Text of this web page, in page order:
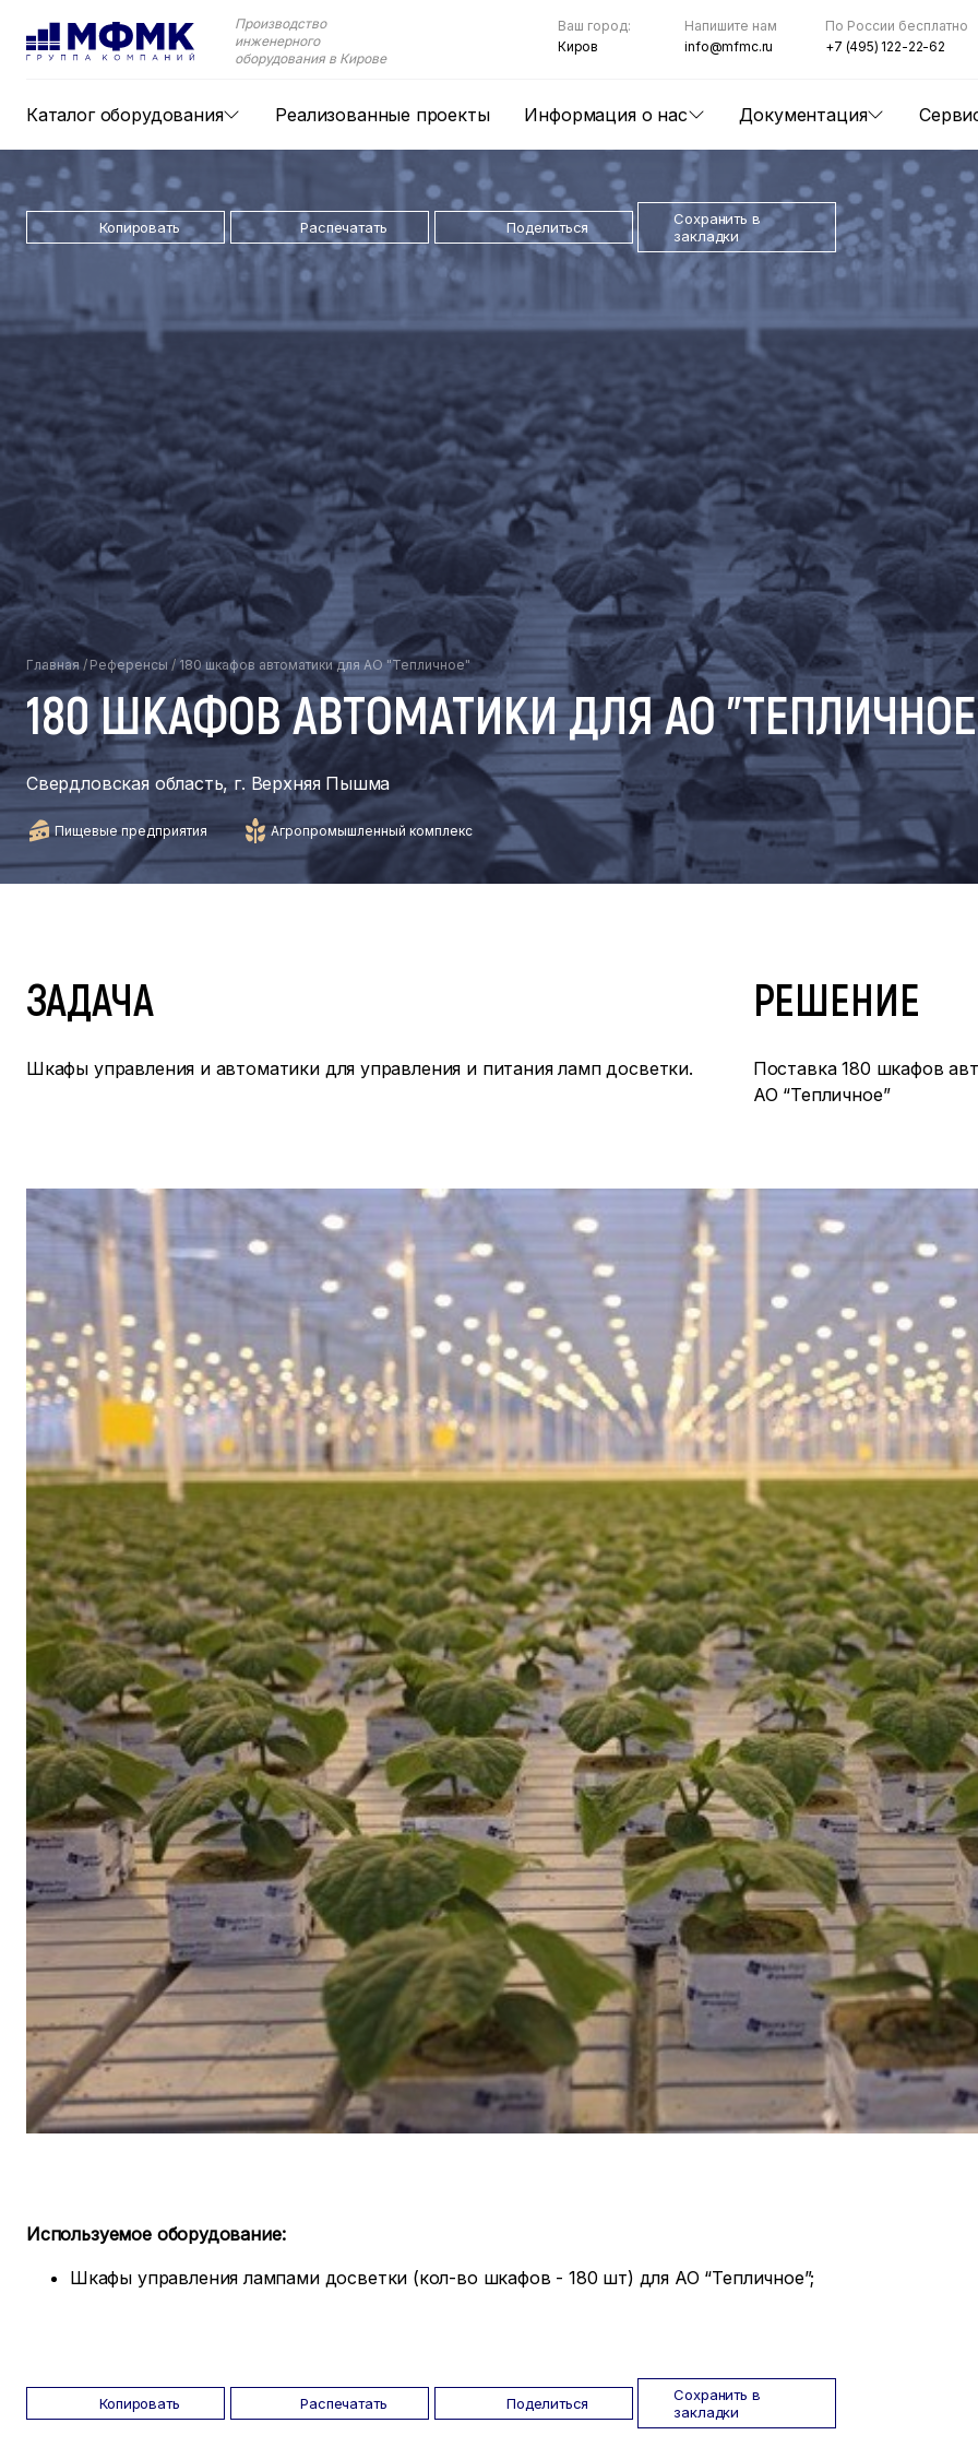
Производство
инженерного
оборудования в Кирове
Каталог оборудования Реализованные проекты Информация о нас Документация
Ваш город:
Киров
Напишите нам
info@mfmc.ru
По России бесплатно
+7 (495) 122-22-62
Копировать Распечатать Поделиться
Сохранить в
закладки
Главная/Референсы/180 шкафов автоматики для АО "Тепличное"
180 ШКАФОВ АВТОМАТИКИ ДЛЯ АО
Свердловская область, г. Верхняя Пышма
Пищевые предприятия Агропромышленный комплекс
ЗАДАЧА
Шкафы управления и автоматики для управления и питания ламп досветки.
РЕШЕНИЕ
Поставка 180 шкафов
АО “Тепличное”
Используемое оборудование:
Шкафы управления лампами досветки (кол-во шкафов - 180 шт) для АО “Тепличное”;
Копировать Распечатать Поделиться
Сохранить в
закладки